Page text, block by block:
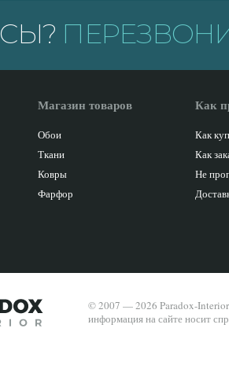
Магазин товаров
Обои
Ткани
Ковры
Фарфор
Как
Как
Как
Не
© 2007 — 2026 Paradox-
информация на сайте носит